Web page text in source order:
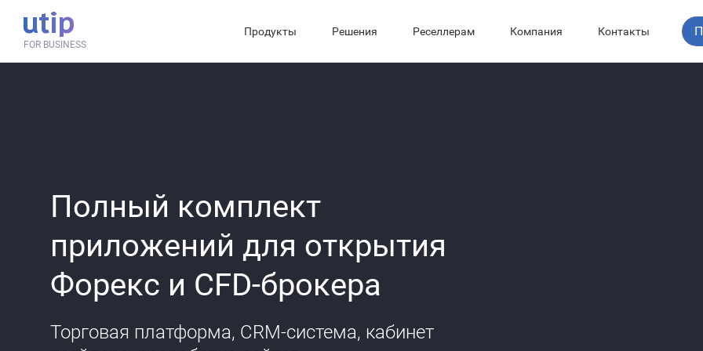
FOR BUSINESS
Продукты Решения Реселлерам Компания Контакты
Полный комплект
приложений для открытия
Форекс и CFD-брокера
Торговая платформа, CRM-система, кабинет